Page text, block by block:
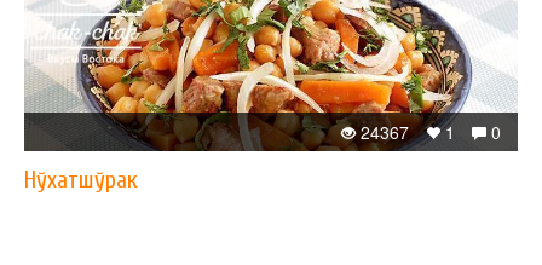
0
1
24367
Нўхатшўрак